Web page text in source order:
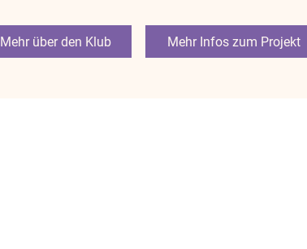
Mehr über den Klub Mehr Infos zum Projekt